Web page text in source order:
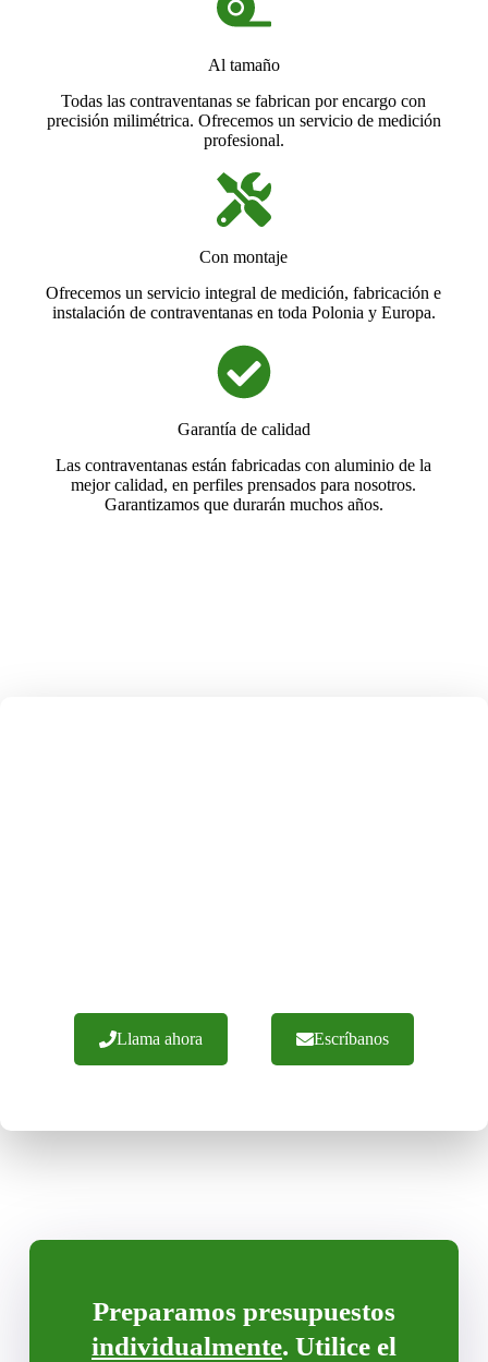
Al tamaño
Todas las contraventanas se fabrican por encargo con
precisión milimétrica. Ofrecemos un servicio de medición
profesional.
Con montaje
Ofrecemos un servicio integral de medición, fabricación e
instalación de contraventanas en toda Polonia y Europa.
Garantía de calidad
Las contraventanas están fabricadas con aluminio de la
mejor calidad, en perfiles prensados para nosotros.
Garantizamos que durarán muchos años.
Llama ahora Escríbanos
Preparamos presupuestos
individualmente. Utilice el